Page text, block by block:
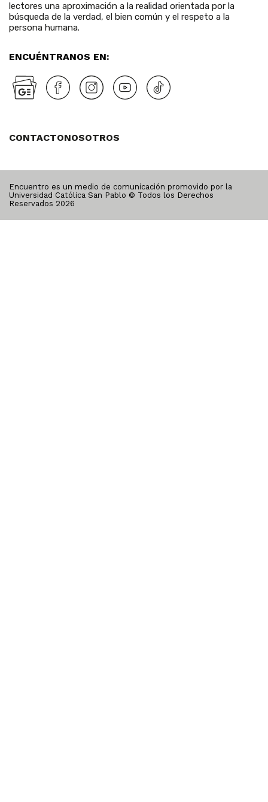
lectores una aproximación a la realidad orientada por la
búsqueda de la verdad, el bien común y el respeto a la
persona humana.
ENCUÉNTRANOS EN:
CONTACTONOSOTROS
Encuentro es un medio de comunicación promovido por la
Universidad Católica San Pablo © Todos los Derechos
Reservados 2026